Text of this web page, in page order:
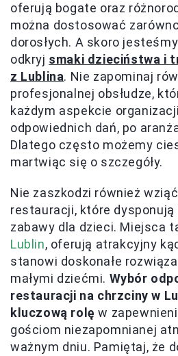
oferują bogate oraz
można dostosować
dorosłych. A skoro
odkryj smaki dzieciństwa i
z Lublina. Nie zapominaj
profesjonalnej obsłudze,
każdym aspekcie
odpowiednich dań, po
Dlatego często możemy
martwiąc się o szczegóły.
Nie zaszkodzi również
restauracji, które
zabawy dla dzieci. Miejsca
Lublin, oferują atrakcyjny
stanowi doskonałe
małymi dziećmi. Wybór
restauracji na chrzciny w
kluczową rolę w
gościom niezapomnianej
ważnym dniu. Pamiętaj, że